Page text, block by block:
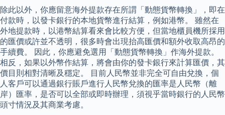
除此以外，你應留意海外提款存在所謂「動態貨幣轉換」，即在
付款時，以發卡銀行的本地貨幣進行結算，例如港幣。 雖然在
外地提款時，以港幣結算看來會比較方便，但當地櫃員機所採用
的匯價或許並不透明，很多時會出現抬高匯價和額外收取高昂的
手續費。 因此，你應避免選用「動態貨幣轉換」作海外提款。
相反，如果以外幣作結算，將會由你的發卡銀行來計算匯價，其
價目則相對清晰及穩定。 目前人民幣並非完全可自由兌換，個
人客戶可以通過銀行賬戶進行人民幣兌換的匯率是人民幣（離
岸）匯率，是否可以全部或即時辦理，須視乎當時銀行的人民幣
頭寸情況及其商業考慮。